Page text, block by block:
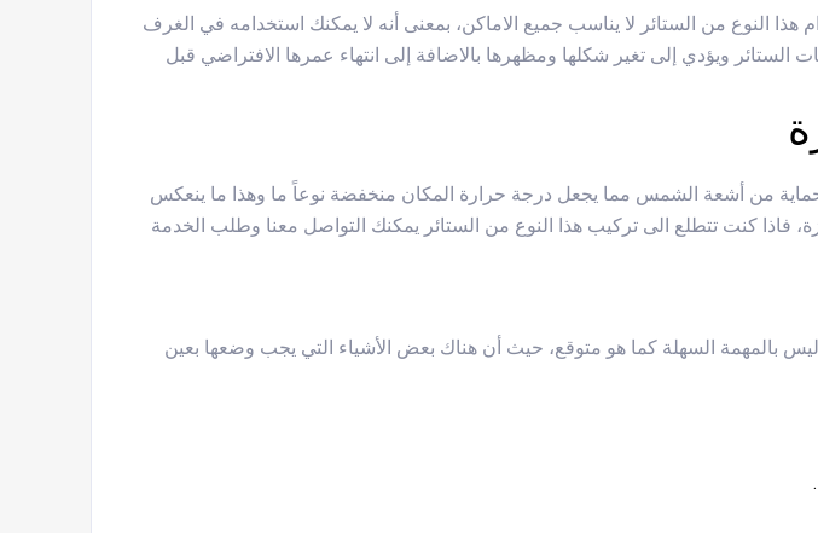
هذا النوع من الستائر لا يناسب جميع الاماكن، بمعنى أنه لا يمكنك استخدامه في الغرف
ويؤدي إلى تغير شكلها ومظهرها بالاضافة إلى انتهاء عمرها الافتراضي قبل
من أشعة الشمس مما يجعل درجة حرارة المكان منخفضة نوعاً ما وهذا ما ينعكس
فاذا كنت تتطلع الى تركيب هذا النوع من الستائر يمكنك التواصل معنا وطلب الخدمة
ليس بالمهمة السهلة كما هو متوقع، حيث أن هناك بعض الأشياء التي يجب وضعها بعين